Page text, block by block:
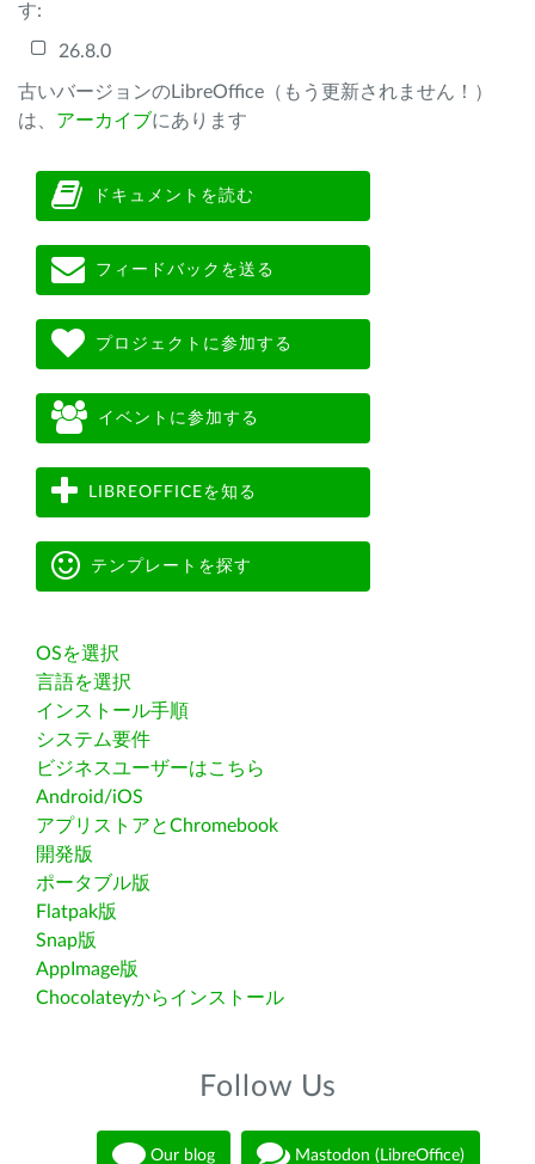
す:
26.8.0
古いバージョンのLibreOffice（もう更新されません！）
は、 アーカイブにあります
ドキュメントを読む
フィードバックを送る
プロジェクトに参加する
イベントに参加する
LIBREOFFICEを知る
テンプレートを探す
OSを選択
言語を選択
インストール手順
システム要件
ビジネスユーザーはこちら
Android/iOS
アプリストアとChromebook
開発版
ポータブル版
Flatpak版
Snap版
AppImage版
Chocolateyからインストール
Follow Us
Our blog Mastodon (LibreOffice)